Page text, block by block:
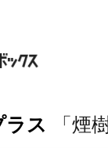
ス 「煙